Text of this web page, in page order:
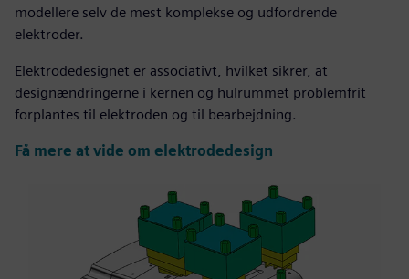
modellere selv de mest komplekse og udfordrende
elektroder.
Elektrodedesignet er associativt, hvilket sikrer, at
designændringerne i kernen og hulrummet problemfrit
forplantes til elektroden og til bearbejdning.
Få mere at vide om elektrodedesign